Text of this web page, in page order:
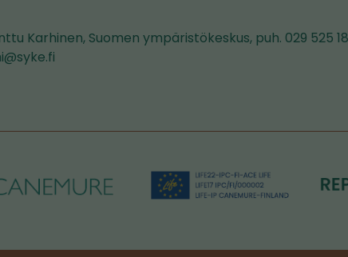
Karhinen, Suomen ympäristökeskus, puh. 029 525